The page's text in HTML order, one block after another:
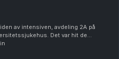
av intensiven, avdeling 2A på
Det var hit de
kom inn. Kapasiteten her og på